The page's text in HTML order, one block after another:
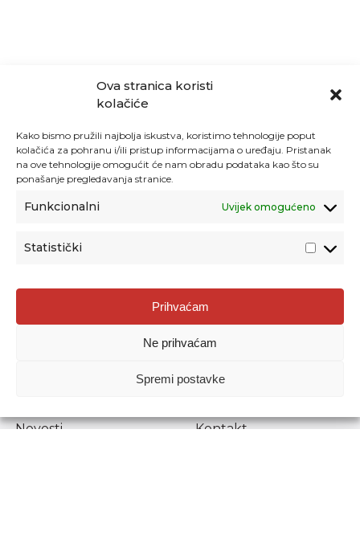
Ova stranica koristi
kolačiće
Kako bismo pružili najbolja iskustva, koristimo tehnologije poput
kolačića za pohranu i/ili pristup informacijama o uređaju. Pristanak
na ove tehnologije omogućit će nam obradu podataka kao što su
ponašanje pregledavanja stranice.
Funkcionalni Uvijek omogućeno
Statistički
Prihvaćam
Ne prihvaćam
Spremi postavke
Agencija za odgoj i obrazovanje
Donje Svetice 38, 10000 Zagreb
1778129
Prenošenje sadržaja dopušteno je uz navođenje izvora.
Novosti
Kontakt